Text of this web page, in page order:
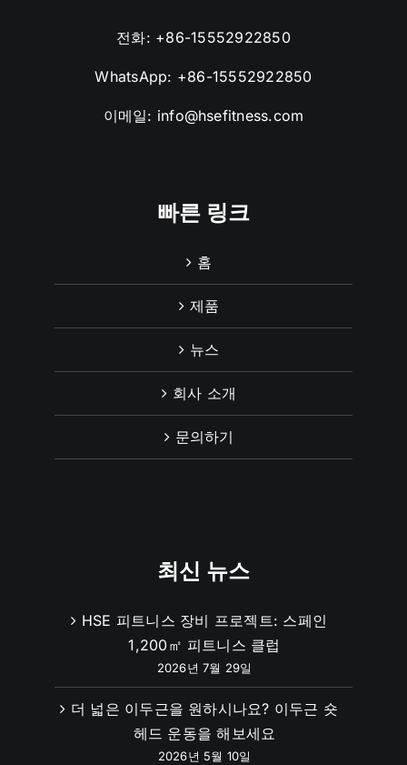
전화: +86-15552922850
WhatsApp: +86-15552922850
이메일: info@hsefitness.com
빠른 링크
홈
제품
뉴스
회사 소개
문의하기
최신 뉴스
HSE 피트니스 장비 프로젝트: 스페인
1,200㎡ 피트니스 클럽
2026년 7월 29일
더 넓은 이두근을 원하시나요? 이두근 숏
헤드 운동을 해보세요
2026년 5월 10일